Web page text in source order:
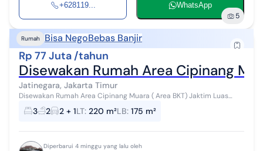
+628119... WhatsApp
5
Rumah Bisa NegoBebas Banjir
Rp 77 Juta /tahun
Disewakan Rumah Area Cipinang
Jatinegara, Jakarta Timur
Disewakan Rumah Area Cipinang Muara ( Area BKT) Jaktim Luas
Tanah 220 m luas bantuan 175 m spec 3 kamar 2 kamar mandi air
PDAM listrik 22...
3 2 2 + 1LT: 220 m²LB: 175 m²
Diperbarui 4 minggu yang lalu oleh